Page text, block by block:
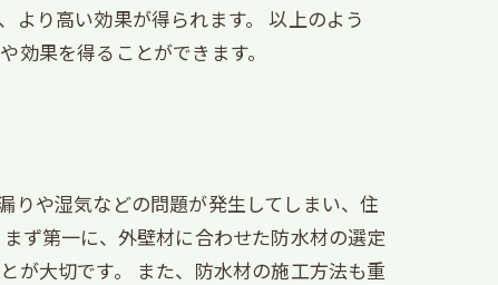
より高い効果が得られます。 以上のよう
果を得ることができます。
りや湿気などの問題が発生してしまい、住
ず第一に、外壁材に合わせた防水材の選定
が大切です。 また、防水材の施工方法も重